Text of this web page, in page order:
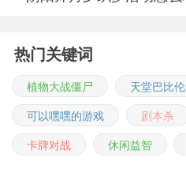
热门关键词
植物大战僵尸 天堂巴比伦
可以嘿嘿的游戏
剧本杀
卡牌对战
休闲益智